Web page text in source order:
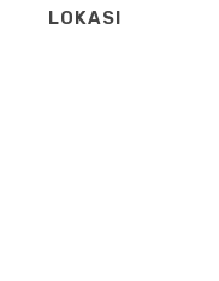
LOKASI